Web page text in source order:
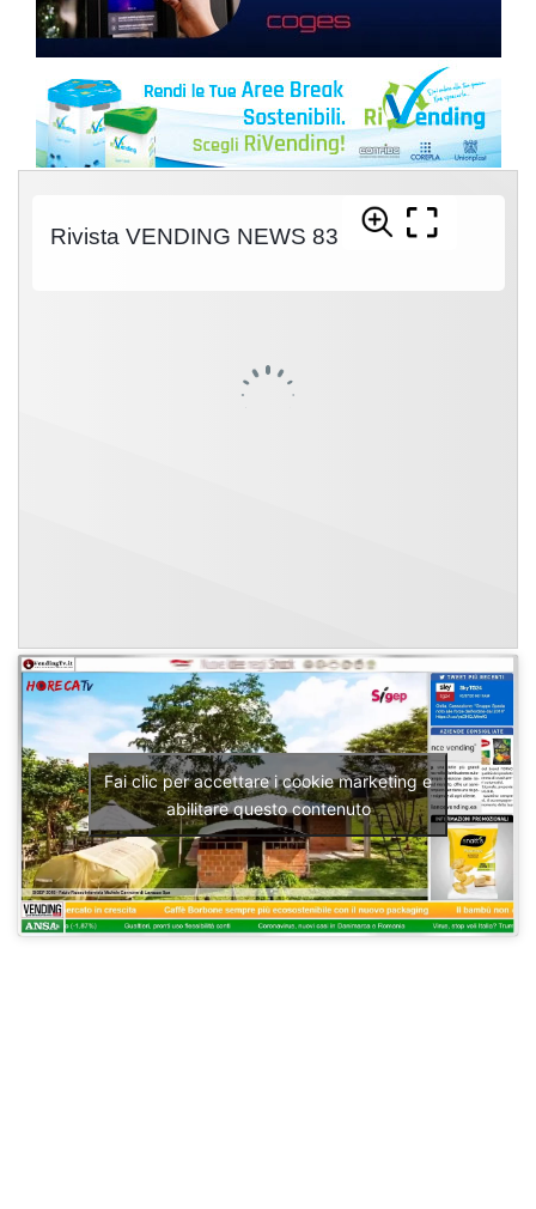
Fai clic per accettare i cookie marketing e
abilitare questo contenuto